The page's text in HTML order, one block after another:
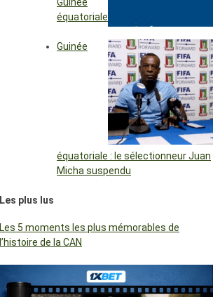
équatoriale
Guinée
équatoriale : le sélectionneur Juan
Micha suspendu
Les plus lus
Les 5 moments les plus mémorables de
l’histoire de la CAN